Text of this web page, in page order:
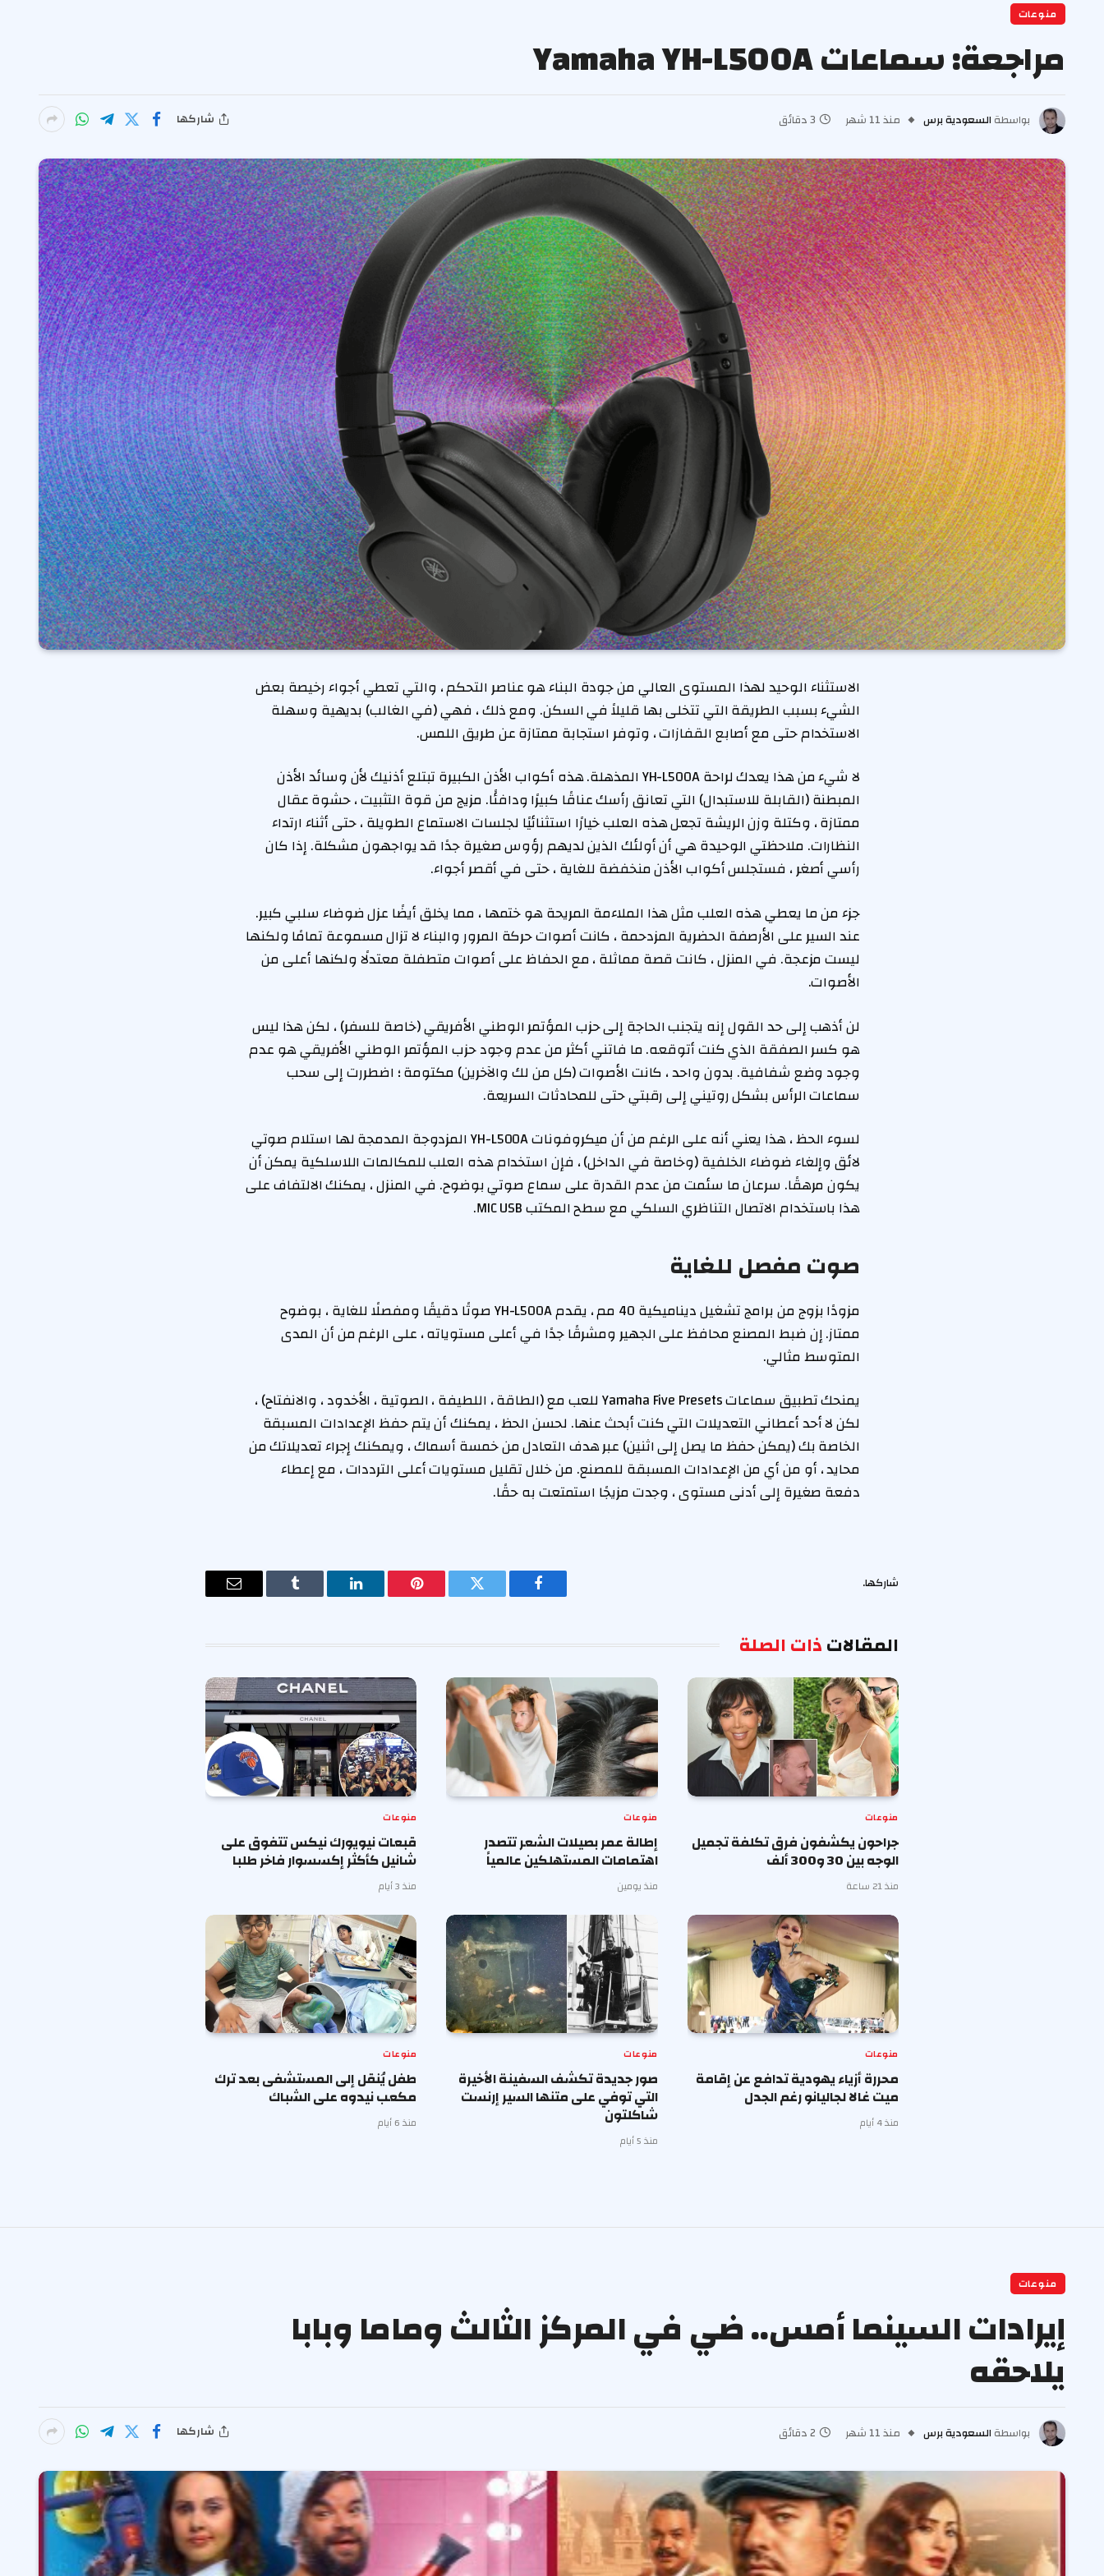
منوعات
مراجعة: سماعات Yamaha YH-L500A
بواسطة السعودية برس منذ 11 شهر 3 دقائق شاركها
الاستثناء الوحيد لهذا المستوى العالي من جودة البناء هو عناصر التحكم ، والتي تعطي أجواء رخيصة بعض
الشيء بسبب الطريقة التي تتخلى بها قليلاً في السكن. ومع ذلك ، فهي (في الغالب) بديهية وسهلة
الاستخدام حتى مع أصابع القفازات ، وتوفر استجابة ممتازة عن طريق اللمس.
لا شيء من هذا يعدك لراحة YH-L500A المذهلة. هذه أكواب الأذن الكبيرة تبتلع أذنيك لأن وسائد الأذن
المبطنة (القابلة للاستبدال) التي تعانق رأسك عناقًا كبيرًا ودافئًا. مزيج من قوة التثبيت ، حشوة عقال
ممتازة ، وكتلة وزن الريشة تجعل هذه العلب خيارًا استثنائيًا لجلسات الاستماع الطويلة ، حتى أثناء ارتداء
النظارات. ملاحظتي الوحيدة هي أن أولئك الذين لديهم رؤوس صغيرة جدًا قد يواجهون مشكلة. إذا كان
رأسي أصغر ، فستجلس أكواب الأذن منخفضة للغاية ، حتى في أقصر أجواء.
جزء من ما يعطي هذه العلب مثل هذا الملاءمة المريحة هو ختمها ، مما يخلق أيضًا عزل ضوضاء سلبي كبير.
عند السير على الأرصفة الحضرية المزدحمة ، كانت أصوات حركة المرور والبناء لا تزال مسموعة تمامًا ولكنها
ليست مزعجة. في المنزل ، كانت قصة مماثلة ، مع الحفاظ على أصوات متطفلة معتدلًا ولكنها أعلى من
الأصوات.
لن أذهب إلى حد القول إنه يتجنب الحاجة إلى حزب المؤتمر الوطني الأفريقي (خاصة للسفر) ، لكن هذا ليس
هو كسر الصفقة الذي كنت أتوقعه. ما فاتني أكثر من عدم وجود حزب المؤتمر الوطني الأفريقي هو عدم
وجود وضع شفافية. بدون واحد ، كانت الأصوات (كل من لك والآخرين) مكتومة ؛ اضطررت إلى سحب
سماعات الرأس بشكل روتيني إلى رقبتي حتى للمحادثات السريعة.
لسوء الحظ ، هذا يعني أنه على الرغم من أن ميكروفونات YH-L500A المزدوجة المدمجة لها استلام صوتي
لائق وإلغاء ضوضاء الخلفية (وخاصة في الداخل) ، فإن استخدام هذه العلب للمكالمات اللاسلكية يمكن أن
يكون مرهقًا. سرعان ما سئمت من عدم القدرة على سماع صوتي بوضوح. في المنزل ، يمكنك الالتفاف على
هذا باستخدام الاتصال التناظري السلكي مع سطح المكتب MIC USB.
صوت مفصل للغاية
مزودًا بزوج من برامج تشغيل ديناميكية 40 مم ، يقدم YH-L500A صوتًا دقيقًا ومفصلًا للغاية ، بوضوح
ممتاز. إن ضبط المصنع محافظ على الجهير ومشرقًا جدًا في أعلى مستوياته ، على الرغم من أن المدى
المتوسط ​​مثالي.
يمنحك تطبيق سماعات Yamaha Five Presets للعب مع (الطاقة ، اللطيفة ، الصوتية ، الأخدود ، والانفتاح) ،
لكن لا أحد أعطاني التعديلات التي كنت أبحث عنها. لحسن الحظ ، يمكنك أن يتم حفظ الإعدادات المسبقة
الخاصة بك (يمكن حفظ ما يصل إلى اثنين) عبر هدف التعادل من خمسة أسماك ، ويمكنك إجراء تعديلاتك من
محايد ، أو من أي من الإعدادات المسبقة للمصنع. من خلال تقليل مستويات أعلى الترددات ، مع إعطاء
دفعة صغيرة إلى أدنى مستوى ، وجدت مزيجًا استمتعت به حقًا.
شاركها.
فيسبوك تويتر بينتيريستلينكدإن Tumblr
البريد
المقالاتذات الصلة
منوعات
جراحون يكشفون فرق تكلفة تجميل
الوجه بين 30 و300 ألف
منذ 21 ساعة
منوعات
إطالة عمر بصيلات الشعر تتصدر
اهتمامات المستهلكين عالمياً
منذ يومين
منوعات
قبعات نيويورك نيكس تتفوق على
شانيل كأكثر إكسسوار فاخر طلبا
منذ 3 أيام
منوعات
محررة أزياء يهودية تدافع عن إقامة
ميت غالا لجاليانو رغم الجدل
منذ 4 أيام
منوعات
صور جديدة تكشف السفينة الأخيرة
التي توفي على متنها السير إرنست
شاكلتون
منذ 5 أيام
منوعات
طفل يُنقل إلى المستشفى بعد ترك
مكعب نيدوه على الشباك
منذ 6 أيام
منوعات
إيرادات السينما أمس.. ضي في المركز الثالث وماما وبابا
يلاحقه
بواسطة السعودية برس منذ 11 شهر 2 دقائق شاركها